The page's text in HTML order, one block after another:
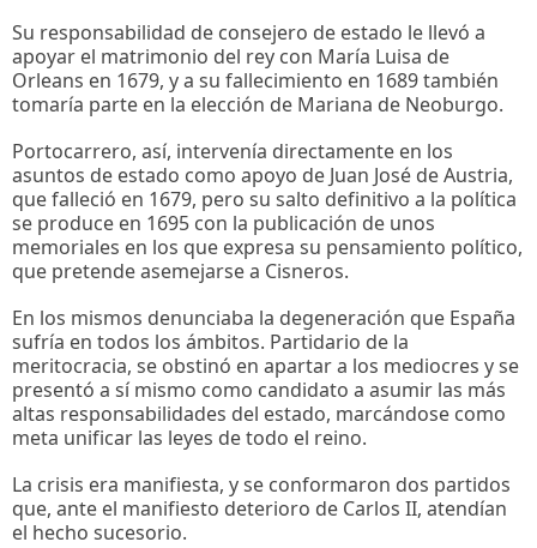
Su responsabilidad de consejero de estado le llevó a
apoyar el matrimonio del rey con María Luisa de
Orleans en 1679, y a su fallecimiento en 1689 también
tomaría parte en la elección de Mariana de Neoburgo.
Portocarrero, así, intervenía directamente en los
asuntos de estado como apoyo de Juan José de Austria,
que falleció en 1679, pero su salto definitivo a la política
se produce en 1695 con la publicación de unos
memoriales en los que expresa su pensamiento político,
que pretende asemejarse a Cisneros.
En los mismos denunciaba la degeneración que España
sufría en todos los ámbitos. Partidario de la
meritocracia, se obstinó en apartar a los mediocres y se
presentó a sí mismo como candidato a asumir las más
altas responsabilidades del estado, marcándose como
meta unificar las leyes de todo el reino.
La crisis era manifiesta, y se conformaron dos partidos
que, ante el manifiesto deterioro de Carlos II, atendían
el hecho sucesorio.